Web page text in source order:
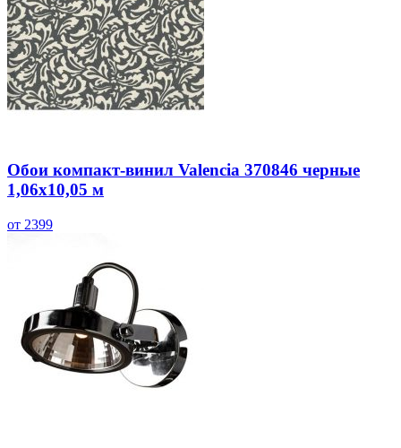
Обои компакт-винил Valencia 370846 черные
1,06х10,05 м
от 2399